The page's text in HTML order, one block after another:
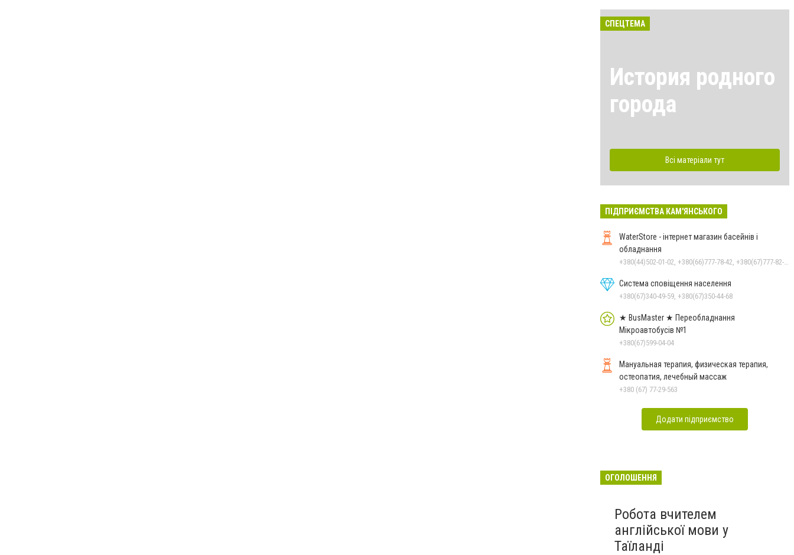
СПЕЦТЕМА
История родного
города
Всі матеріали тут
ПІДПРИЄМСТВА КАМ'ЯНСЬКОГО
WaterStore - інтернет магазин басейнів і
обладнання
Система сповіщення населення
+380(67)340-49-59, +380(67)350-44-68
★ BusMaster ★ Переобладнання
Мікроавтобусів №1
+380(67)599-04-04
Мануальная терапия, физическая терапия,
остеопатия, лечебный массаж
+380 (67) 77-29-563
Додати підприємство
ОГОЛОШЕННЯ
Робота вчителем
англійської мови у
Таїланді